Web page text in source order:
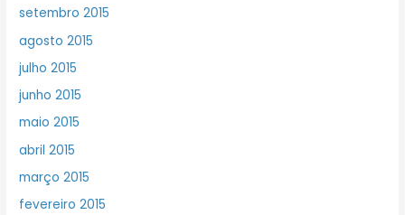
setembro 2015
agosto 2015
julho 2015
junho 2015
maio 2015
abril 2015
março 2015
fevereiro 2015